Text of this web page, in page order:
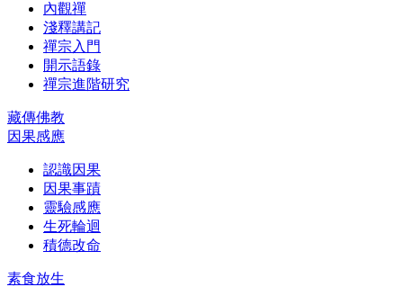
內觀禪
淺釋講記
禪宗入門
開示語錄
禪宗進階研究
藏傳佛教
因果感應
認識因果
因果事蹟
靈驗感應
生死輪迴
積德改命
素食放生